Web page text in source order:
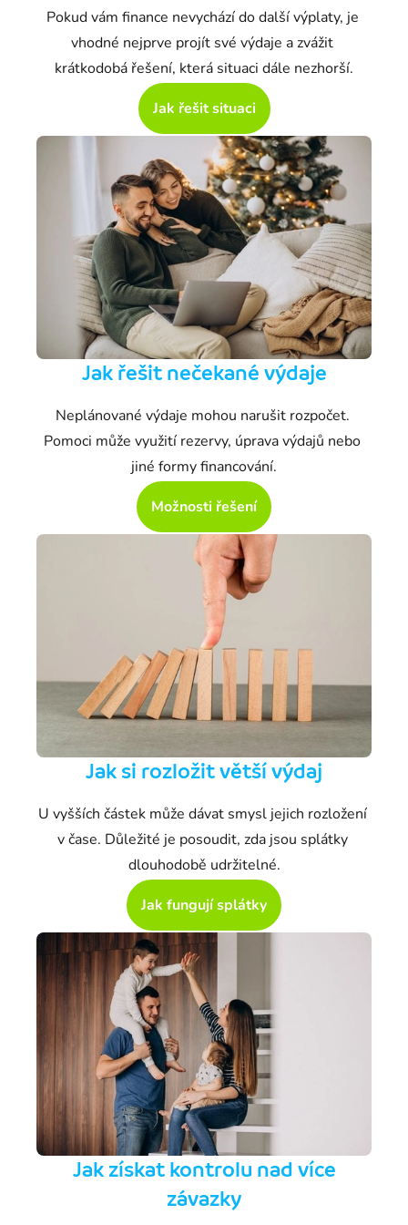
Pokud vám finance nevychází do další výplaty, je
vhodné nejprve projít své výdaje a zvážit
krátkodobá řešení, která situaci dále nezhorší.
Jak řešit situaci
Jak řešit nečekané výdaje
Neplánované výdaje mohou narušit rozpočet.
Pomoci může využití rezervy, úprava výdajů nebo
jiné formy financování.
Možnosti řešení
Jak si rozložitvětší výdaj
U vyšších částek může dávat smysl jejich rozložení
v čase. Důležité je posoudit, zda jsou splátky
dlouhodobě udržitelné.
Jak fungují splátky
Jak získat kontrolu nad více
závazky